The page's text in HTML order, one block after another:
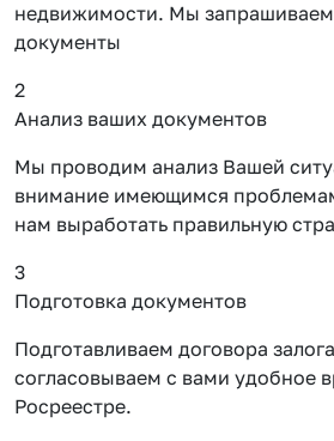
недвижимости. Мы
документы
2
Анализ ваших документов
Мы проводим анализ Вашей
внимание имеющимся
нам выработать правильную
3
Подготовка документов
Подготавливаем договора
согласовываем с вами удобное
Росреестре.